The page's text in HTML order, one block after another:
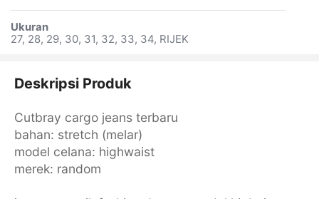
Ukuran
27, 28, 29, 30, 31, 32, 33, 34, RIJEK
Deskripsi Produk
Cutbray cargo jeans terbaru
bahan: stretch (melar)
model celana: highwaist
merek: random